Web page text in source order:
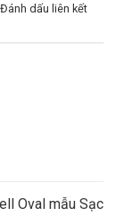
. Đánh dấu liên kết
Oval mẫu Sạc